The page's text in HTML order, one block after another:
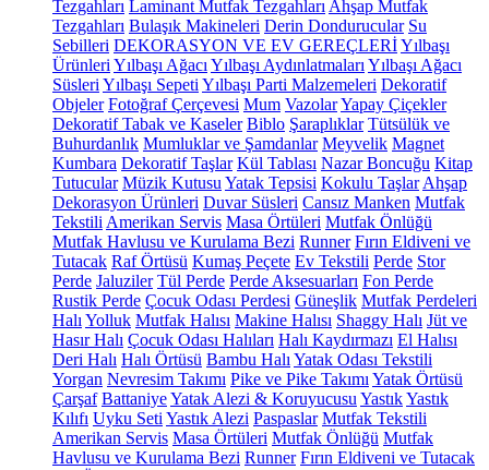
Tezgahları Laminant Mutfak Tezgahları Ahşap Mutfak
Tezgahları Bulaşık Makineleri Derin Dondurucular Su
Sebilleri DEKORASYON VE EV GEREÇLERİYılbaşı
Ürünleri Yılbaşı Ağacı Yılbaşı Aydınlatmaları Yılbaşı Ağacı
Süsleri Yılbaşı Sepeti Yılbaşı Parti Malzemeleri Dekoratif
Objeler Fotoğraf Çerçevesi Mum VazolarYapay Çiçekler
Dekoratif Tabak ve Kaseler Biblo Şaraplıklar Tütsülük ve
Buhurdanlık Mumluklar ve Şamdanlar Meyvelik Magnet
Kumbara Dekoratif Taşlar Kül Tablası Nazar Boncuğu Kitap
Tutucular Müzik Kutusu Yatak Tepsisi Kokulu Taşlar Ahşap
Dekorasyon Ürünleri Duvar Süsleri Cansız Manken Mutfak
Tekstili Amerikan Servis Masa Örtüleri Mutfak Önlüğü
Mutfak Havlusu ve Kurulama Bezi Runner Fırın Eldiveni ve
Tutacak Raf Örtüsü Kumaş Peçete Ev Tekstili Perde Stor
Perde Jaluziler Tül Perde Perde Aksesuarları Fon Perde
Rustik Perde Çocuk Odası Perdesi Güneşlik Mutfak Perdeleri
Halı Yolluk Mutfak Halısı Makine Halısı Shaggy Halı Jüt ve
Hasır Halı Çocuk Odası Halıları Halı Kaydırmazı El Halısı
Deri Halı Halı Örtüsü Bambu Halı Yatak Odası Tekstili
Yorgan Nevresim Takımı Pike ve Pike Takımı Yatak Örtüsü
Çarşaf BattaniyeYatak Alezi & Koruyucusu YastıkYastık
Kılıfı Uyku Seti Yastık Alezi Paspaslar Mutfak Tekstili
Amerikan Servis Masa Örtüleri Mutfak Önlüğü Mutfak
Havlusu ve Kurulama Bezi Runner Fırın Eldiveni ve Tutacak